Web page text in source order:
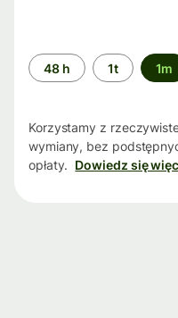
Przedział
czasu
48 h 1t 1m
Korzystamy z
wymiany, bez
opłaty. Dowiedz się